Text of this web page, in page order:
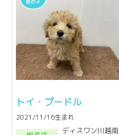
トイ・プードル
2021/11/16生まれ
ディスワン川越南